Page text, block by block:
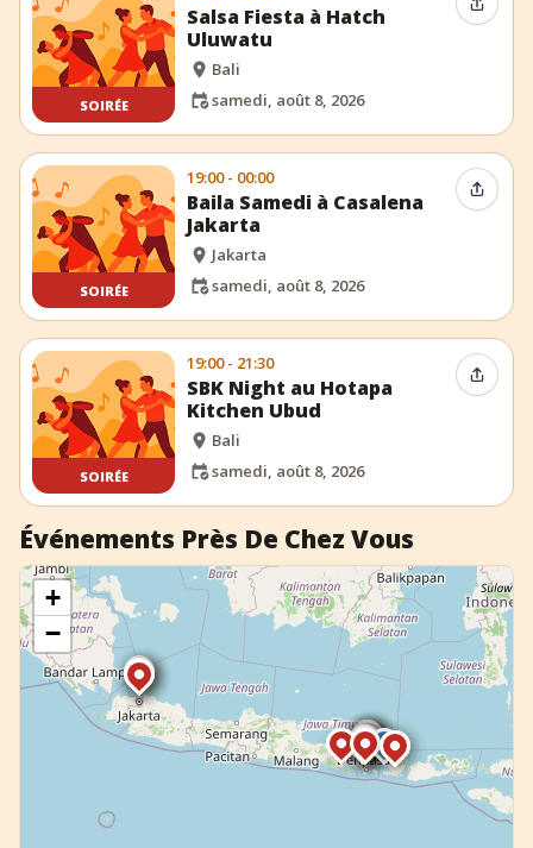
SOIRÉE
Salsa Fiesta à Hatch
Uluwatu
Bali
samedi, août 8, 2026
SOIRÉE
19:00 - 00:00
Baila Samedi à Casalena
Jakarta
Jakarta
samedi, août 8, 2026
SOIRÉE
19:00 - 21:30
SBK Night au Hotapa
Kitchen Ubud
Bali
samedi, août 8, 2026
Événements Près De Chez Vous
+
−